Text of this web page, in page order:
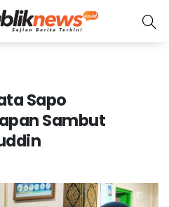
Sapo
Sambut